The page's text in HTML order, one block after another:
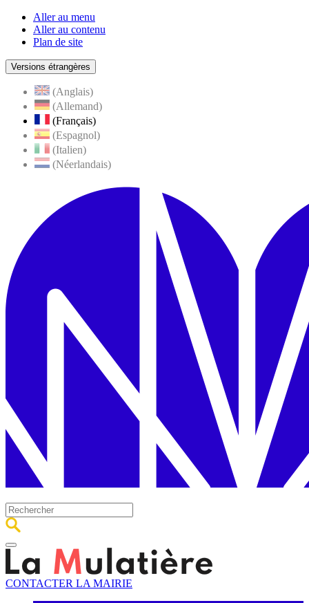
Aller au menu
Aller au contenu
Plan de site
Versions étrangères
(Anglais)
(Allemand)
(Français)
(Espagnol)
(Italien)
(Néerlandais)
CONTACTER LA MAIRIE